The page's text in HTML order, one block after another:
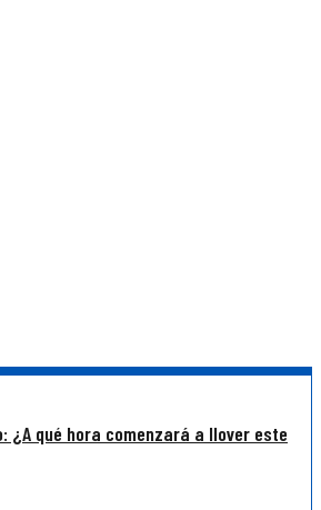
¿A qué hora comenzará a llover este